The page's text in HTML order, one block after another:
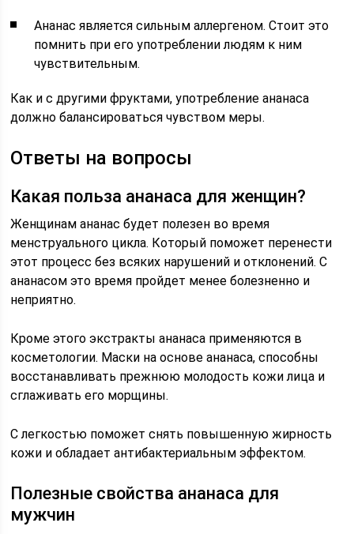
Ананас является сильным аллергеном. Стоит это
помнить при его употреблении людям к ним
чувствительным.
Как и с другими фруктами, употребление ананаса
должно балансироваться чувством меры.
Ответы на вопросы
Какая польза ананаса для женщин?
Женщинам ананас будет полезен во время
менструального цикла. Который поможет перенести
этот процесс без всяких нарушений и отклонений. С
ананасом это время пройдет менее болезненно и
неприятно.
Кроме этого экстракты ананаса применяются в
косметологии. Маски на основе ананаса, способны
восстанавливать прежнюю молодость кожи лица и
сглаживать его морщины.
С легкостью поможет снять повышенную жирность
кожи и обладает антибактериальным эффектом.
Полезные свойства ананаса для
мужчин